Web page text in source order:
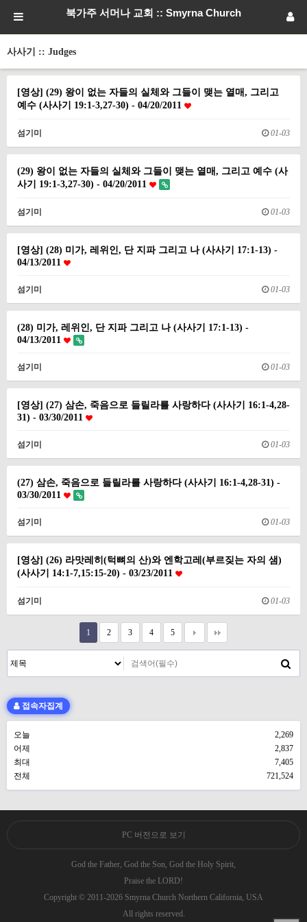
북가주 서머나 교회 :: Smyrna Church
사사기 :: Judges
[영상] (29) 왕이 없는 자들의 실체와 그들이 맺는 열매, 그리고
예수 (사사기 19:1-3,27-30) - 04/20/2011
섬기미 01-03
(29) 왕이 없는 자들의 실체와 그들이 맺는 열매, 그리고 예수 (사
사기 19:1-3,27-30) - 04/20/2011
섬기미 01-03
[영상] (28) 미가, 레위인, 단 지파 그리고 나 (사사기 17:1-13) -
04/13/2011
섬기미 01-03
(28) 미가, 레위인, 단 지파 그리고 나 (사사기 17:1-13) -
04/13/2011
섬기미 01-03
[영상] (27) 삼손, 죽음으로 들릴라를 사랑하다 (사사기 16:1-4,28-
31) - 03/30/2011
섬기미 01-03
(27) 삼손, 죽음으로 들릴라를 사랑하다 (사사기 16:1-4,28-31) -
03/30/2011
섬기미 01-03
[영상] (26) 라맛레히(턱뼈의 산)와 엔학고레(부르짖는 자의 샘)
(사사기 14:1-7,15:15-20) - 03/23/2011
섬기미 01-03
1 2 3 4 5
접속자집계
오늘
2,269
어제
2,837
최대
7,405
전체
721,524
PC 버전으로 보기
God the Father, God the Son, God the Holy Spirit,
Praise the LORD!
Copyright © 2011-2026 Smyrna Church Northern California, USA
All rights reserved.